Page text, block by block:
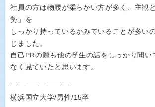
社員の方は物腰が柔らかい方が多く、主観
勢」を
しっかり持っているかみていることが多い
じました。
自己PRの際も他の学生の話をしっかり聞い
なく見ていたと思います。
――――――――
横浜国立大学/男性/15卒